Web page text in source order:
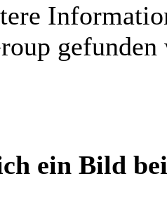
ein Bild